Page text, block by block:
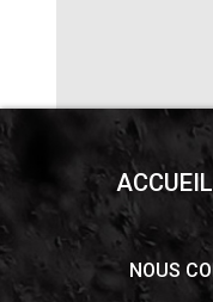
ACCUEIL
NOUS